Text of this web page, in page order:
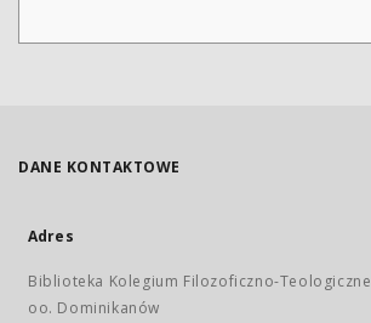
DANE KONTAKTOWE
Adres
Biblioteka Kolegium Filozoficzno-
oo. Dominikanów